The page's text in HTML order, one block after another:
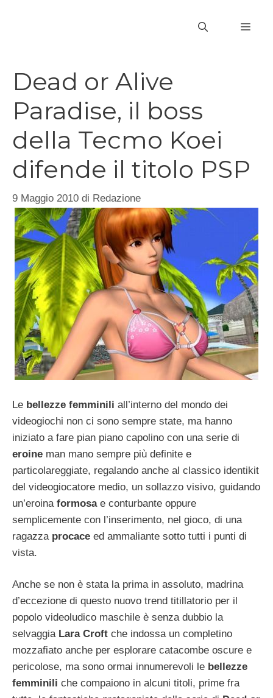
Dead or Alive
Paradise, il boss
della Tecmo Koei
difende il titolo PSP
9 Maggio 2010 di Redazione
Le bellezze femminili all’interno del mondo dei
videogiochi non ci sono sempre state, ma hanno
iniziato a fare pian piano capolino con una serie di
eroine man mano sempre più definite e
particolareggiate, regalando anche al classico identikit
del videogiocatore medio, un sollazzo visivo, guidando
un’eroina formosa e conturbante oppure
semplicemente con l’inserimento, nel gioco, di una
ragazza procace ed ammaliante sotto tutti i punti di
vista.
Anche se non è stata la prima in assoluto, madrina
d’eccezione di questo nuovo trend titillatorio per il
popolo videoludico maschile è senza dubbio la
selvaggia Lara Croft che indossa un completino
mozzafiato anche per esplorare catacombe oscure e
pericolose, ma sono ormai innumerevoli le bellezze
femminili che compaiono in alcuni titoli, prime fra